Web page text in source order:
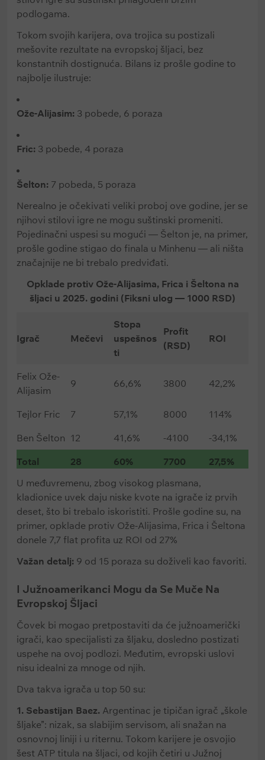
podlogama.
Tokom svojih karijera, ova trojica su postizali
mešovite rezultate na evropskoj šljaci, bez
konstantnih dostignuća. Bilans iz prošle godine to
najbolje ilustruje:
Ože-Alijasim: 3 pobede, 6 poraza
Fric: 3 pobede, 4 poraza
Šelton: 7 pobeda, 5 poraza
Nerealno je očekivati veliki proboj ove godine, jer se
njihovi stilovi igre ne mogu suštinski promeniti.
Pojedinačni uspesi su mogući — Šelton je, na primer,
prošle godine stigao do finala u Minhenu — ali ništa
značajnije ne bi trebalo predviđati.
Opklade protiv Ože-Alijasima, Frica i Šeltona na
šljaci u 2025. godini (Fiksni ulog — 1000 RSD)
Igrač Mečevi
Stopa
uspešnos
ti
Profit
(RSD)
ROI
Felix Ože-
Alijasim
9 66,6% 3800 42,2%
Tejlor Fric 7 57,1% 8000
114%
Ben Šelton 12 41,6% -4100
-34,1%
Total
28 60% 7700
27,5%
U međuvremenu, zbog visokog plasmana,
kladionice uvek daju niske kvote na igrače iz prvih
deset, što bi trebalo iskoristiti. Prošle godine su, na
primer, opklade protiv Ože-Alijasima, Frica i Šeltona
donele 7,7 flat profita uz ROI od 27%
Važan detalj: 9 od 15 poraza su doživeli kao favoriti.
I Južnoamerikanci Mogu da Se Muče Na
Evropskoj Šljaci
Čovek bi mogao pretpostaviti da će južnoamerički
igrači, kao specijalisti za šljaku, dosledno postizati
uspehe na ovoj podlozi. Međutim, evropski uslovi
nisu idealni za mnoge od njih.
Dva takva igrača u top 50 su:
1. Sebastijan Baez. Argentinac je tipičan igrač „škole
šljake”: nizak, sa slabijim servisom, ali snažan na
osnovnoj liniji i u riternu. Tokom karijere je osvojio
šest ATP titula na šljaci, od kojih četiri u Južnoj